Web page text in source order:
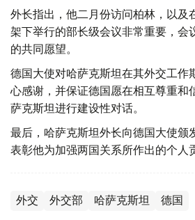
外长指出，他二月份访问柏林，以及
架下举行的部长级会议非常重要，会
的共同愿望。
德国大使对哈萨克斯坦在其外交工作
心感谢，并保证德国愿在相互尊重和
萨克斯坦进行建设性对话。
最后，哈萨克斯坦外长向德国大使颁
表彰他为加强两国关系所作出的个人
外交 外交部 哈萨克斯坦 德国